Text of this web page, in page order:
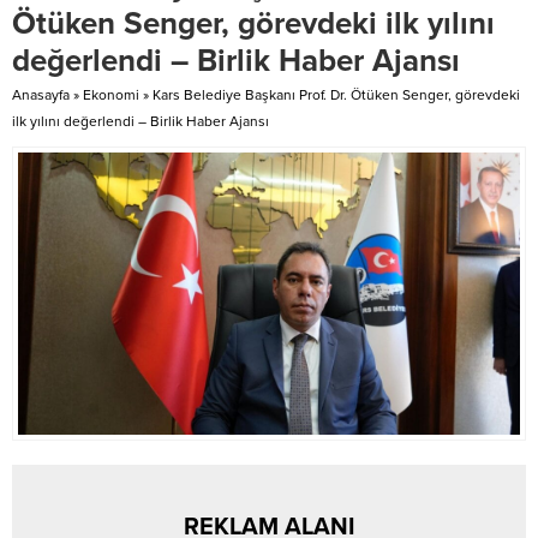
Yapılanması” içerisinde faaliyette
bulundukları, örgütün kripto...
Ötüken Senger, görevdeki ilk yılını
değerlendi – Birlik Haber Ajansı
Anasayfa » Ekonomi » Kars Belediye Başkanı Prof. Dr. Ötüken Senger, görevdeki
ilk yılını değerlendi – Birlik Haber Ajansı
REKLAM ALANI